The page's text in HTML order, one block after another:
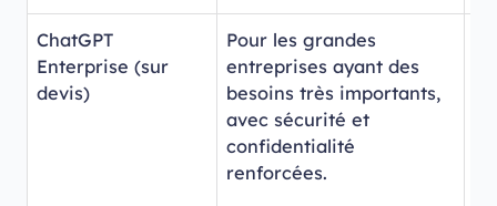
ChatGPT
Enterprise (sur
devis)
Pour les grandes
entreprises ayant des
besoins très importants,
avec sécurité et
confidentialité
renforcées.